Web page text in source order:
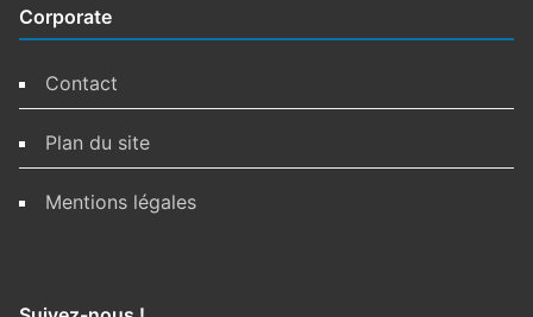
Corporate
Contact
Plan du site
Mentions légales